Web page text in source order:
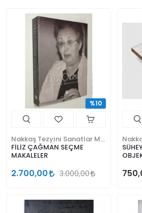
FİLİZ ÇAĞMAN SEÇME
MAKALELER
2.700,00 3.000,00
%10